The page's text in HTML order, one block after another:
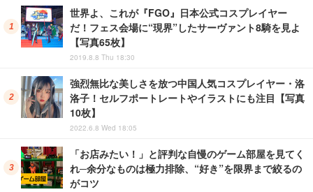
世界よ、これが『FGO』日本公式コスプレイヤー
だ！フェス会場に“現界”したサーヴァント8騎を見よ
【写真65枚】
2019.8.8 Thu 18:30
強烈無比な美しさを放つ中国人気コスプレイヤー・洛
洛子！セルフポートレートやイラストにも注目【写真
10枚】
2022.6.8 Wed 18:05
「お店みたい！」と評判な自慢のゲーム部屋を見てく
れ─余分なものは極力排除、“好き”を限界まで絞るの
がコツ